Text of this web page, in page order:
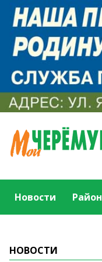
Новости Район
НОВОСТИ